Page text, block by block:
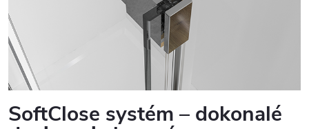
SoftClose systém – dokonalé